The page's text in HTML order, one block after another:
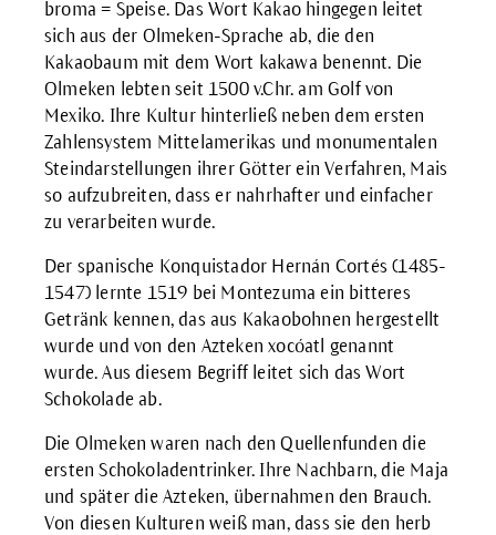
broma = Speise. Das Wort Kakao hingegen leitet
sich aus der Olmeken-Sprache ab, die den
Kakaobaum mit dem Wort kakawa benennt. Die
Olmeken lebten seit 1500 v.Chr. am Golf von
Mexiko. Ihre Kultur hinterließ neben dem ersten
Zahlensystem Mittelamerikas und monumentalen
Steindarstellungen ihrer Götter ein Verfahren, Mais
so aufzubreiten, dass er nahrhafter und einfacher
zu verarbeiten wurde.
Der spanische Konquistador Hernán Cortés (1485-
1547) lernte 1519 bei Montezuma ein bitteres
Getränk kennen, das aus Kakaobohnen hergestellt
wurde und von den Azteken xocóatl genannt
wurde. Aus diesem Begriff leitet sich das Wort
Schokolade ab.
Die Olmeken waren nach den Quellenfunden die
ersten Schokoladentrinker. Ihre Nachbarn, die Maja
und später die Azteken, übernahmen den Brauch.
Von diesen Kulturen weiß man, dass sie den herb